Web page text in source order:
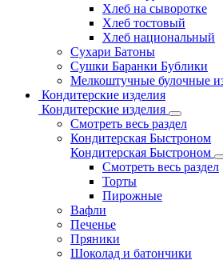
Хлеб на сыворотке
Хлеб тостовый
Хлеб национальный
Сухари Батоны
Сушки Баранки Бублики
Мелкоштучные булочные
Кондитерские изделия
Кондитерские изделия
Смотреть весь раздел
Кондитерская Быстроном
Кондитерская Быстроном
Смотреть весь раздел
Торты
Пирожные
Вафли
Печенье
Пряники
Шоколад и батончики